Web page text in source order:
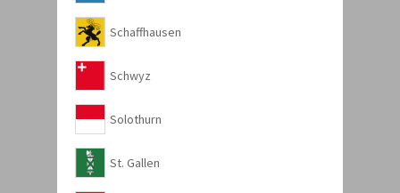
Schaffhausen
Schwyz
Solothurn
St. Gallen